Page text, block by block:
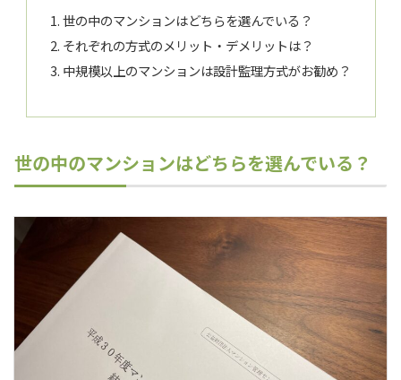
世の中のマンションはどちらを選んでいる？
それぞれの方式のメリット・デメリットは？
中規模以上のマンションは設計監理方式がお勧め？
世の中のマンションはどちらを選んでいる？